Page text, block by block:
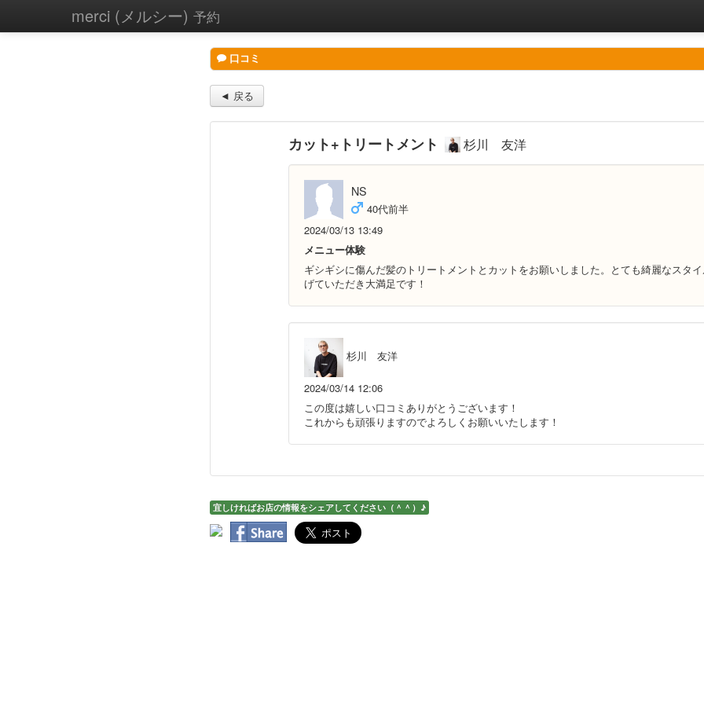
merci (メルシー) 予約
口コミ
◄ 戻る
カット+トリートメント 杉川 友洋
NS
40代前半
2024/03/13 13:49
メニュー体験
ギシギシに傷んだ髪のトリートメントとカットをお願いしました。とても綺麗なスタ
げていただき大満足です！
杉川 友洋
2024/03/14 12:06
この度は嬉しい口コミありがとうございます！
これからも頑張りますのでよろしくお願いいたします！
宜しければお店の情報をシェアしてください（＾＾）♪